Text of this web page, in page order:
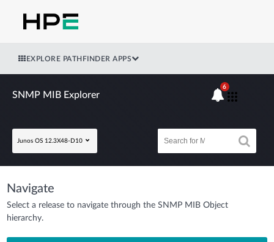
EXPLORE PATHFINDER APPS
SNMP MIB Explorer
Junos OS 12.3X48-D10
6
Navigate
Select a release to navigate through the SNMP MIB Object
hierarchy.